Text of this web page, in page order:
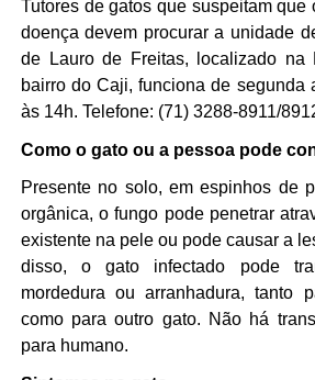
Tutores de gatos que suspeitam que
doença devem procurar a unidade
de Lauro de Freitas, localizado na
bairro do Caji, funciona de segunda
às 14h. Telefone: (71) 3288-8911/
Como o gato ou a pessoa pode
Presente no solo, em espinhos de
orgânica, o fungo pode penetrar
existente na pele ou pode causar a
disso, o gato infectado pode
mordedura ou arranhadura, tanto
como para outro gato. Não há
para humano.